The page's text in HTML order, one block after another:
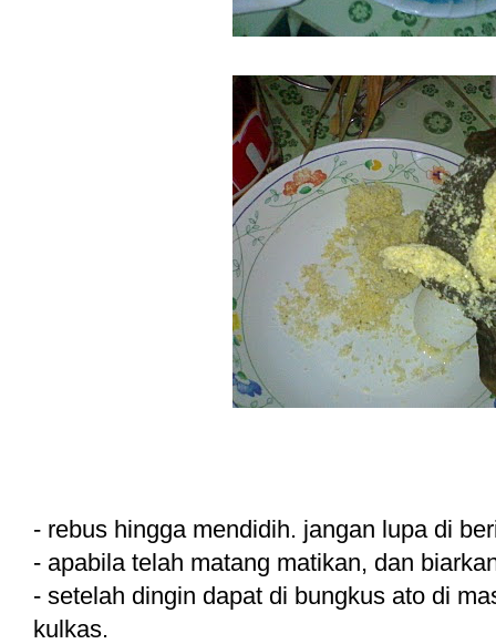
- rebus hingga mendidih. jangan lupa di
- apabila telah matang matikan, dan
- setelah dingin dapat di bungkus ato di
kulkas.